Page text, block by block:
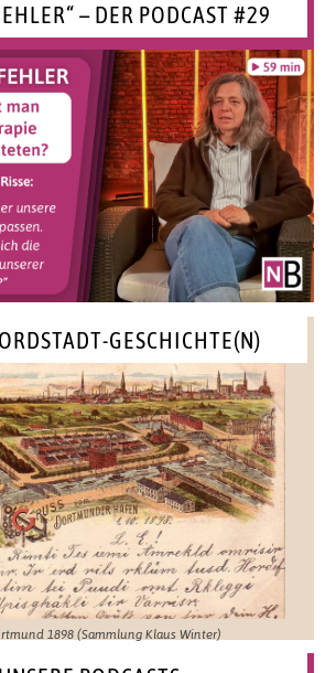
– DER PODCAST #29
GESCHICHTE(N)
1898 (Sammlung Klaus Winter)